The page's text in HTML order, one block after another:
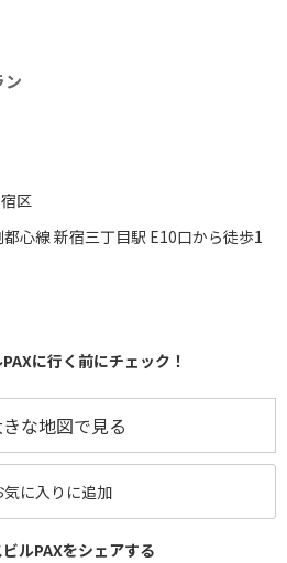
ン
区
都心線 新宿三丁目駅 E10口から徒歩1
に行く前にチェック！
な地図で見る
気に入りに追加
ルPAXをシェアする